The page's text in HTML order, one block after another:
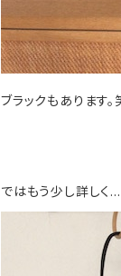
ブラックもあります。
ではもう少し詳しく